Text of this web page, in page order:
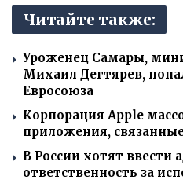
Читайте также:
Уроженец Самары,
Михаил Дегтярев,
Евросоюза
Корпорация Apple
приложения,
В России хотят
ответственность за